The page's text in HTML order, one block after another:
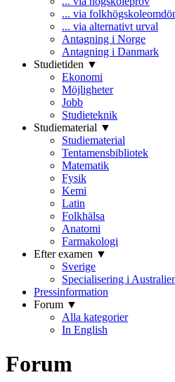
... via
... via alternativt urval
Antagning i Norge
Antagning i Danmark
Studietiden ▼
Ekonomi
Möjligheter
Jobb
Studieteknik
Studiematerial ▼
Studiematerial
Tentamensbibliotek
Matematik
Fysik
Kemi
Latin
Folkhälsa
Anatomi
Farmakologi
Efter examen ▼
Sverige
Specialisering i
Pressinformation
Forum ▼
Alla kategorier
In English
Forum